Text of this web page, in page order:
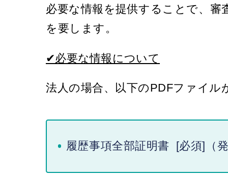
必要な情報を提供することで、審
を要します。
✔必要な情報について
法人の場合、以下のPDFファイル
履歴事項全部証明書 [必須]（